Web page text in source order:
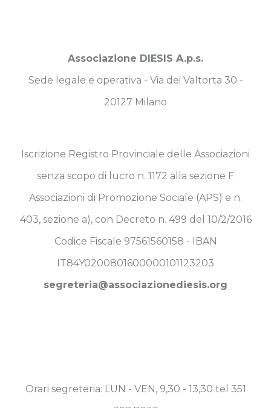
Associazione DIESIS A.p.s.
Sede legale e operativa - Via dei Valtorta 30 -
20127 Milano
Iscrizione Registro Provinciale delle Associazioni
senza scopo di lucro n. 1172 alla sezione F
Associazioni di Promozione Sociale (APS) e n.
403, sezione a), con Decreto n. 499 del 10/2/2016
Codice Fiscale 97561560158 - IBAN
IT84Y0200801600000101123203
segreteria@associazionediesis.org
Orari segreteria: LUN - VEN, 9,30 - 13,30 tel 351